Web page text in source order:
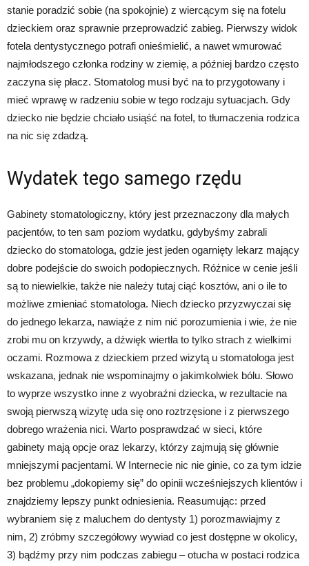
stanie poradzić sobie (na spokojnie) z wiercącym się na fotelu
dzieckiem oraz sprawnie przeprowadzić zabieg. Pierwszy widok
fotela dentystycznego potrafi onieśmielić, a nawet wmurować
najmłodszego członka rodziny w ziemię, a później bardzo często
zaczyna się płacz. Stomatolog musi być na to przygotowany i
mieć wprawę w radzeniu sobie w tego rodzaju sytuacjach. Gdy
dziecko nie będzie chciało usiąść na fotel, to tłumaczenia rodzica
na nic się zdadzą.
Wydatek tego samego rzędu
Gabinety stomatologiczny, który jest przeznaczony dla małych
pacjentów, to ten sam poziom wydatku, gdybyśmy zabrali
dziecko do stomatologa, gdzie jest jeden ogarnięty lekarz mający
dobre podejście do swoich podopiecznych. Różnice w cenie jeśli
są to niewielkie, także nie należy tutaj ciąć kosztów, ani o ile to
możliwe zmieniać stomatologa. Niech dziecko przyzwyczai się
do jednego lekarza, nawiąże z nim nić porozumienia i wie, że nie
zrobi mu on krzywdy, a dźwięk wiertła to tylko strach z wielkimi
oczami. Rozmowa z dzieckiem przed wizytą u stomatologa jest
wskazana, jednak nie wspominajmy o jakimkolwiek bólu. Słowo
to wyprze wszystko inne z wyobraźni dziecka, w rezultacie na
swoją pierwszą wizytę uda się ono roztrzęsione i z pierwszego
dobrego wrażenia nici. Warto posprawdzać w sieci, które
gabinety mają opcje oraz lekarzy, którzy zajmują się głównie
mniejszymi pacjentami. W Internecie nic nie ginie, co za tym idzie
bez problemu „dokopiemy się” do opinii wcześniejszych klientów i
znajdziemy lepszy punkt odniesienia. Reasumując: przed
wybraniem się z maluchem do dentysty 1) porozmawiajmy z
nim, 2) zróbmy szczegółowy wywiad co jest dostępne w okolicy,
3) bądźmy przy nim podczas zabiegu – otucha w postaci rodzica